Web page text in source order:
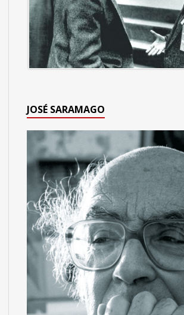
JOSÉ SARAMAGO